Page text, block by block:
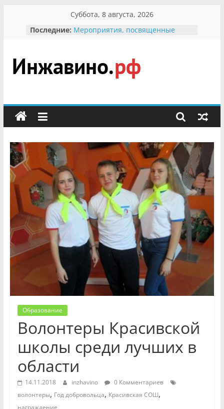
содержимому
Суббота, 8 августа, 2026
Последние: Мероприятия, посвященные
гражданин Инжавинского округа»
участнице Великой
Отечественной, фронтовичке
Безопасность в сети Интернет
мероприятии «Сохраним
первоцветы!»
В вольере Воронинского
заповедника родились крапчатые
суслики
Инжавино.рф
сельский
портал
Образование
Волонтеры Красивской
школы среди лучших в
области
14.11.2018 inzhavino
0 Комментариев
волонтеры, Год добровольца, Красивская СОШ,
награждение